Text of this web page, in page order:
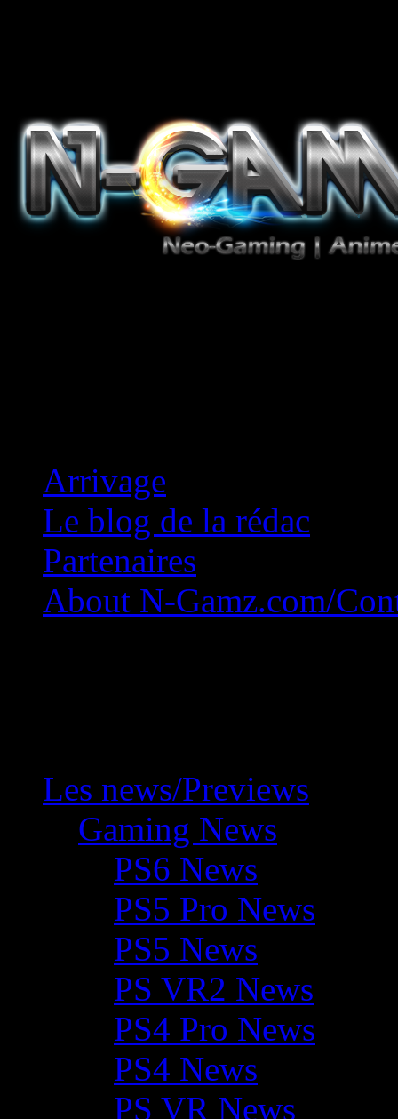
Arrivage
Le blog de la rédac
Partenaires
About N-Gamz.com/
Les news/Previews
Gaming News
PS6 News
PS5 Pro News
PS5 News
PS VR2 News
PS4 Pro News
PS4 News
PS VR News